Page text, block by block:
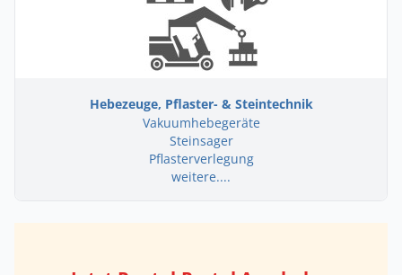
Hebezeuge, Pflaster- & Steintechnik
Vakuumhebegeräte
Steinsager
Pflasterverlegung
weitere....